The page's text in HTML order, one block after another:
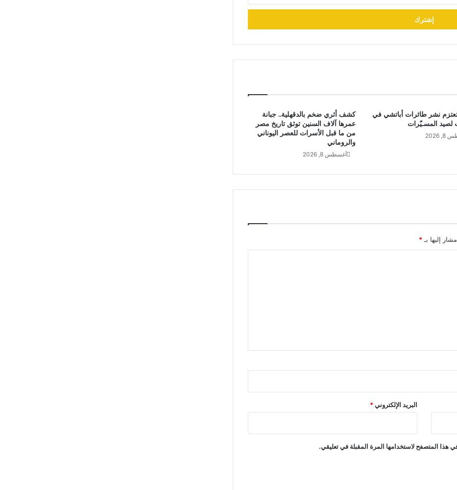
كشف أثري ضخم بالدقهلية.. جبانة
عمرها آلاف السنين توثق تاريخ مصر
من ما قبل الأسرات للعصر اليوناني
والروماني
أغسطس 8, 2026
تعتزم نشر طائرات أباتشي في
لصيد المسـيّرات
2026
إليها بـ *
البريد الإلكتروني*
هذا المتصفح لاستخدامها المرة المقبلة في تعليقي.